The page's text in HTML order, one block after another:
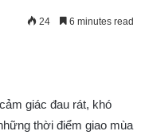
24 6 minutes read
giác đau rát, khó
thời điểm giao mùa